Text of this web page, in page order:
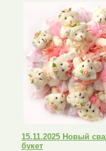
15.11.2025 Новый
букет